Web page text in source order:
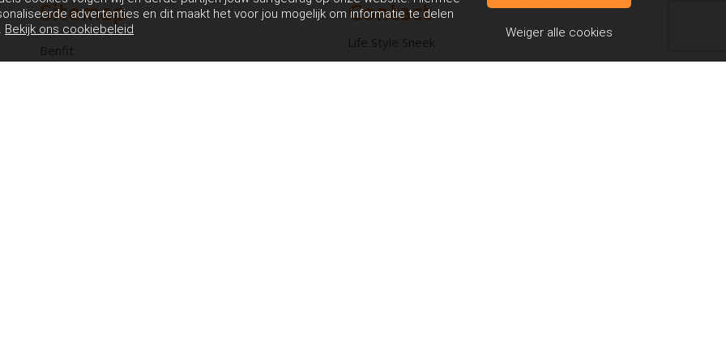
Sitemap
Benfit
Contact
Life Style Sneek
advertenties en dit maakt het voor jou mogelijk om informatie te delen
Bekijk ons cookiebeleid Weiger alle cookies